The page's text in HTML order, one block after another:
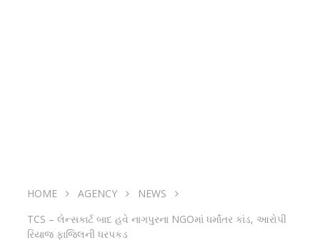
HOME AGENCY
NEWS
TCS – લેન્સકાર્ટ બાદ હવે નાગપુરના NGOમાં ધર્માંતર કાંડ, આરોપી
રિયાજ ફાજિલની ધરપકડ